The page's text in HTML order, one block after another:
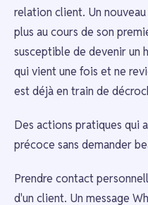
relation client. Un
plus au cours de son
susceptible de devenir un
qui vient une fois et ne
est déjà en train de
Des actions pratiques qui
précoce sans demander
Prendre contact
d'un client. Un message